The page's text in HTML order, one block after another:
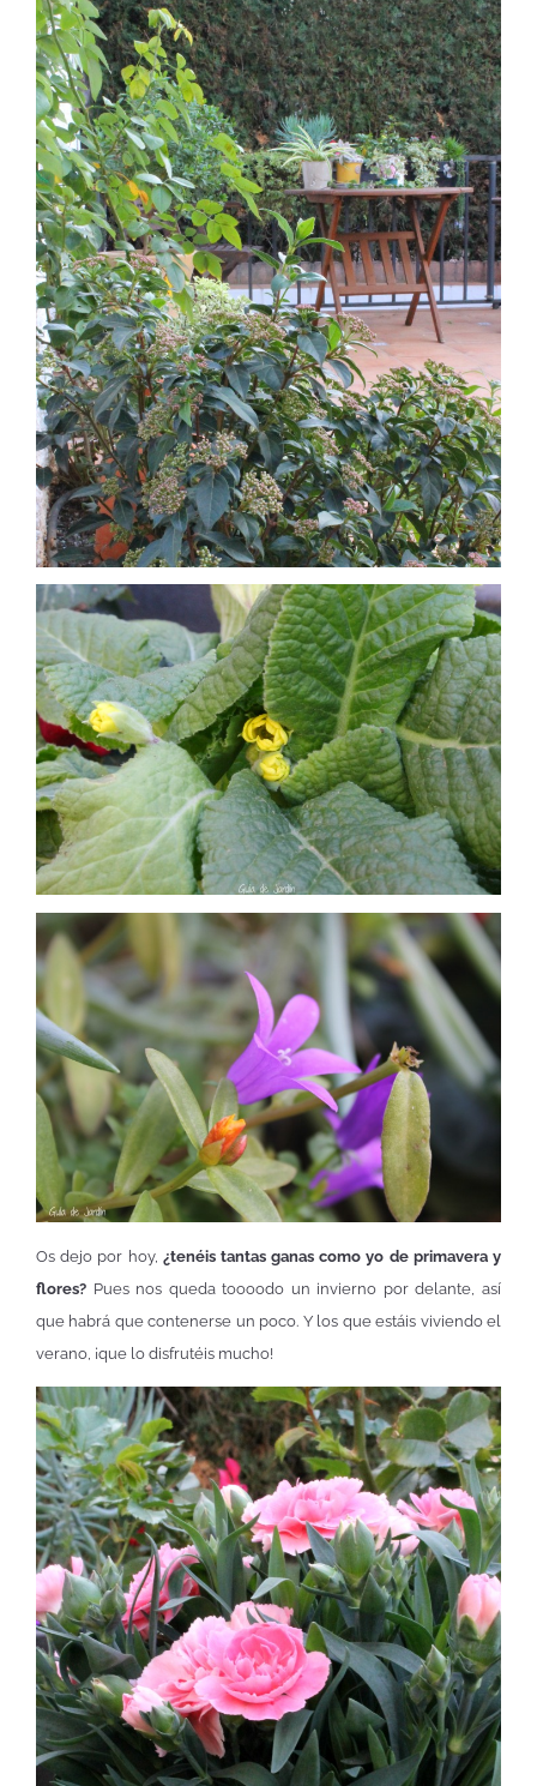
Os dejo por hoy, ¿tenéis tantas ganas como yo de primavera y
flores? Pues nos queda toooodo un invierno por delante, así
que habrá que contenerse un poco. Y los que estáis viviendo el
verano, ¡que lo disfrutéis mucho!